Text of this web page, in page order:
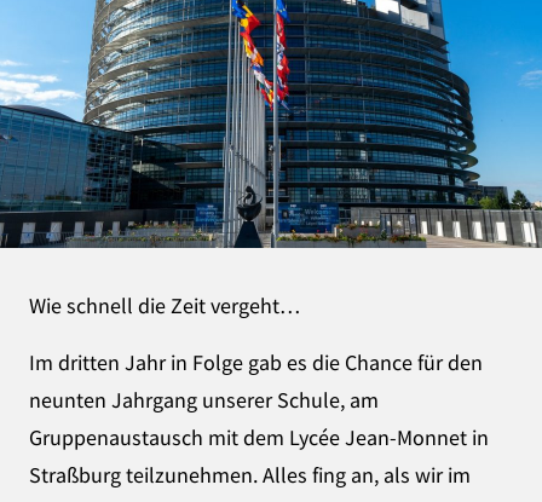
Wie schnell die Zeit vergeht…
Im dritten Jahr in Folge gab es die Chance für den
neunten Jahrgang unserer Schule, am
Gruppenaustausch mit dem Lycée Jean-Monnet in
Straßburg teilzunehmen. Alles fing an, als wir im